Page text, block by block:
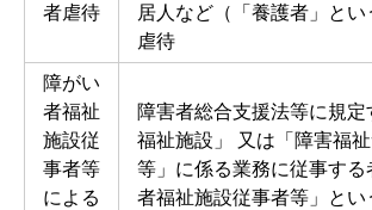
者虐待
居人など（「養護者」とい
虐待
障がい
者福祉
施設従
事者等
による
障害者総合支援法等に規
福祉施設」 又は「障害福
等」に係る業務に従事する
者福祉施設従事者等」とい